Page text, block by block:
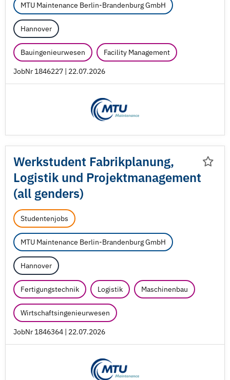
MTU Maintenance Berlin-Brandenburg GmbH
Hannover
Bauingenieurwesen Facility Management
JobNr 1846227 | 22.07.2026
Werkstudent Fabrikplanung,
Logistik und Projektmanagement
(all genders)
Studentenjobs
MTU Maintenance Berlin-Brandenburg GmbH
Hannover
Fertigungstechnik Logistik Maschinenbau
Wirtschaftsingenieurwesen
JobNr 1846364 | 22.07.2026